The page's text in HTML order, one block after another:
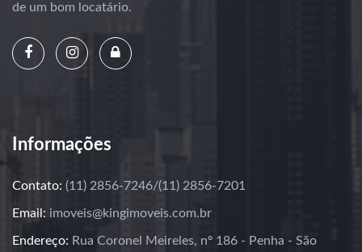
de um bom locatário.
Informações
Contato: (11) 2856-7246/(11) 2856-7201
Email: imoveis@kingimoveis.com.br
Endereço: Rua Coronel Meireles, nº 186 - Penha - São